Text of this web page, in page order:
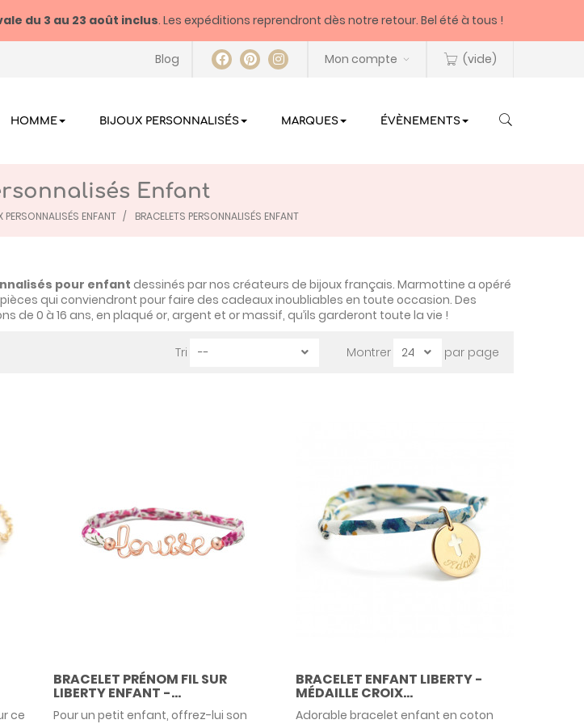
du 3 au 23 août inclus. Les expéditions reprendront dès notre retour. Bel été à tous !
Blog Mon compte (vide)
HOMME BIJOUX PERSONNALISÉS MARQUES ÉVÈNEMENTS
PERSONNALISÉS ENFANT BRACELETS PERSONNALISÉS ENFANT
Enfant
pour enfantdessinés par nos créateurs de bijoux français. Marmottine a opéré
qui conviendront pour faire des cadeaux inoubliables en toute occasion. Des
de 0 à 16 ans, en plaqué or, argent et or massif, qu’ils garderont toute la vie !
Montrer par page
Tri
ce
BRACELET PRÉNOM FIL SUR
LIBERTY ENFANT -...
Pour un petit enfant, offrez-lui son
BRACELET ENFANT LIBERTY -
MÉDAILLE CROIX...
Adorable bracelet enfant en coton